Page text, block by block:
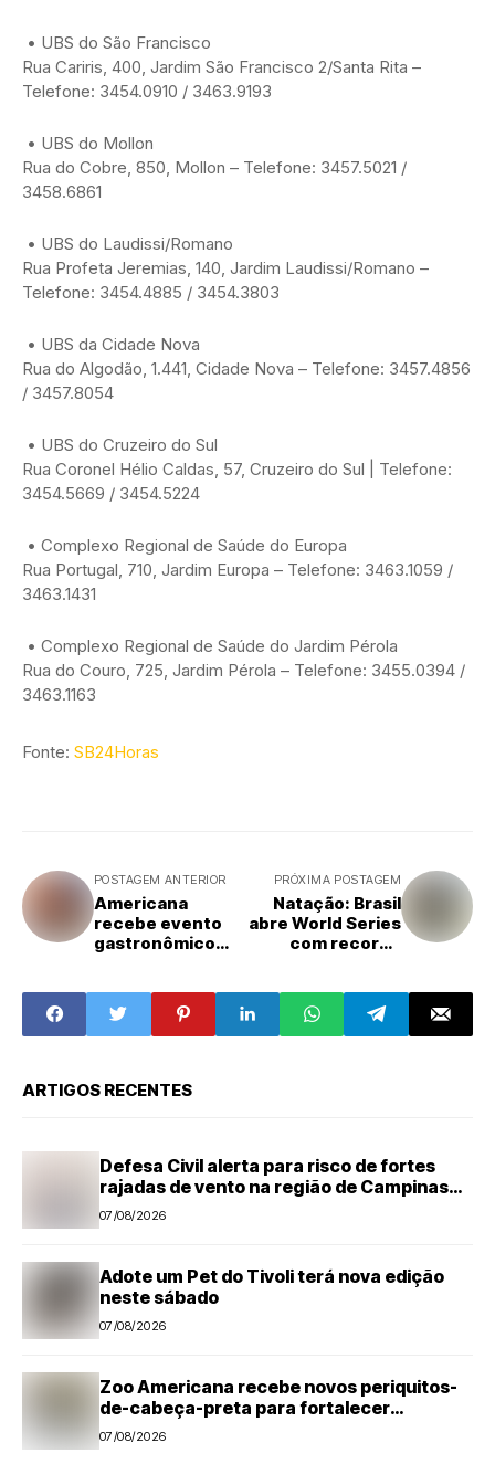
• UBS do São Francisco
Rua Cariris, 400, Jardim São Francisco 2/Santa Rita –
Telefone: 3454.0910 / 3463.9193
• UBS do Mollon
Rua do Cobre, 850, Mollon – Telefone: 3457.5021 /
3458.6861
• UBS do Laudissi/Romano
Rua Profeta Jeremias, 140, Jardim Laudissi/Romano –
Telefone: 3454.4885 / 3454.3803
• UBS da Cidade Nova
Rua do Algodão, 1.441, Cidade Nova – Telefone: 3457.4856
/ 3457.8054
• UBS do Cruzeiro do Sul
Rua Coronel Hélio Caldas, 57, Cruzeiro do Sul | Telefone:
3454.5669 / 3454.5224
• Complexo Regional de Saúde do Europa
Rua Portugal, 710, Jardim Europa – Telefone: 3463.1059 /
3463.1431
• Complexo Regional de Saúde do Jardim Pérola
Rua do Couro, 725, Jardim Pérola – Telefone: 3455.0394 /
3463.1163
Fonte: SB24Horas
POSTAGEM ANTERIOR
Americana
recebe evento
gastronômico
de semana no
CCL
PRÓXIMA POSTAGEM
Natação: Brasil
abre World Series
com recorde
ARTIGOS RECENTES
Defesa Civil alerta para risco de fortes
rajadas de vento na região de Campinas
até sábado (8)
07/08/2026
Adote um Pet do Tivoli terá nova edição
neste sábado
07/08/2026
Zoo Americana recebe novos periquitos-
de-cabeça-preta para fortalecer
programa de conservação
07/08/2026